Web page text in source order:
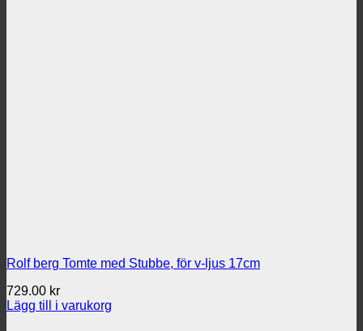
Rolf berg Tomte med Stubbe, för v-ljus 17cm
729.00 kr
Lägg till i varukorg